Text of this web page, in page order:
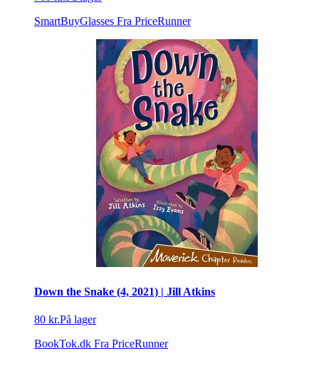
SmartBuyGlasses Fra PriceRunner
Down the Snake (4, 2021) | Jill Atkins
80 kr.På lager
BookTok.dk Fra PriceRunner